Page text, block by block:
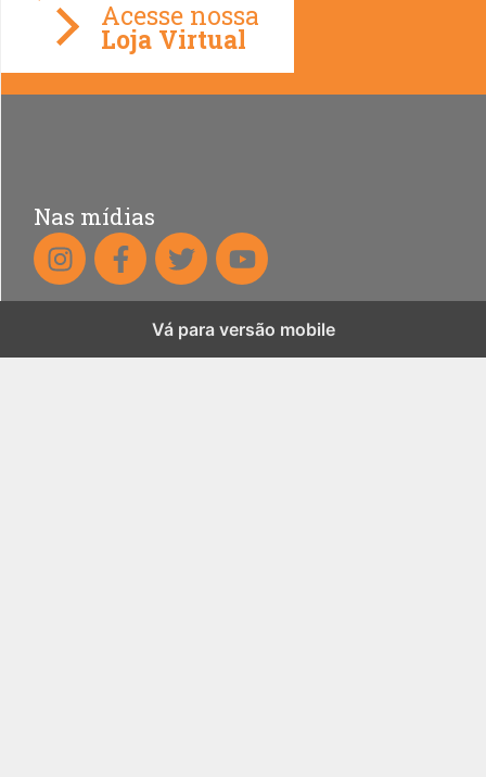
Loja Virtual
Nas mídias
Vá para versão mobile